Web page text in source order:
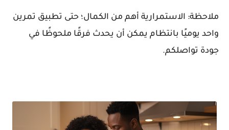
ملاحظة: الاستمرارية أهم من الكمال؛ حتى تطبيق تمرين
واحد يوميًا بانتظام يمكن أن يحدث فرقًا ملحوظًا في
جودة تواصلكم.